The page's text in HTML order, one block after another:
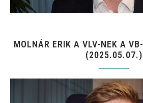
MOLNÁR ERIK A VLV-NEK A
(2025.05.07.)